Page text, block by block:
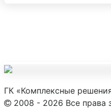
ГК «Комплексные
2008 - 2026 Все права